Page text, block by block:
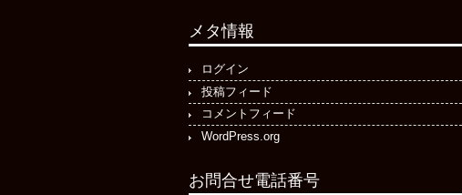
メタ情報
ログイン
投稿フィード
コメントフィード
WordPress.org
お問合せ電話番号